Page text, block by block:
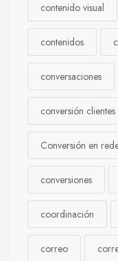
contenido visual
contenidos
conversaciones
conversión clientes
Conversión en
conversiones
coordinación
correo